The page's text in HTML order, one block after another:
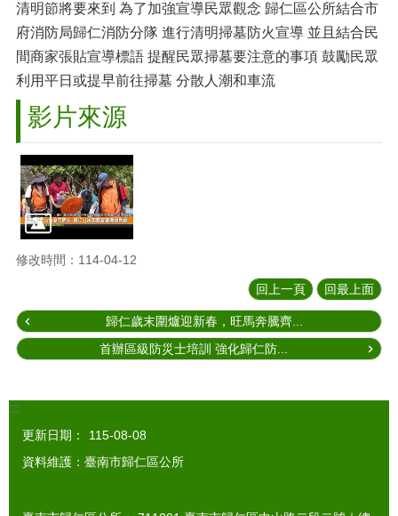
清明節將要來到 為了加強宣導民眾觀念 歸仁區公所結合市
府消防局歸仁消防分隊 進行清明掃墓防火宣導 並且結合民
間商家張貼宣導標語 提醒民眾掃墓要注意的事項 鼓勵民眾
利用平日或提早前往掃墓 分散人潮和車流
影片來源
修改時間：114-04-12
回上一頁 回最上面
歸仁歲末圍爐迎新春，旺馬奔騰齊...
首辦區級防災士培訓 強化歸仁防...
:::
更新日期：
115-08-08
資料維護：臺南市歸仁區公所